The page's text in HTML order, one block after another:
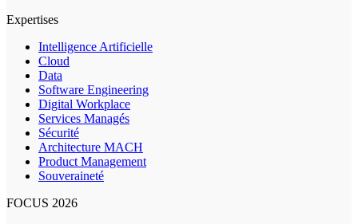
Expertises
Intelligence Artificielle
Cloud
Data
Software Engineering
Digital Workplace
Services Managés
Sécurité
Architecture MACH
Product Management
Souveraineté
FOCUS 2026